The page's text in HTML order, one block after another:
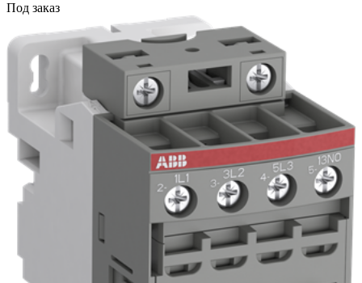
Под заказ